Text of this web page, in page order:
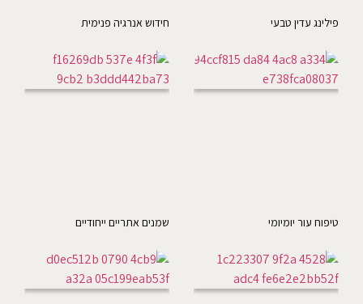
פילינג עדין טבעי חידוש אנרגיה פנימית
טיפוח עור יומיומי שמנים אתריים ייחודיים